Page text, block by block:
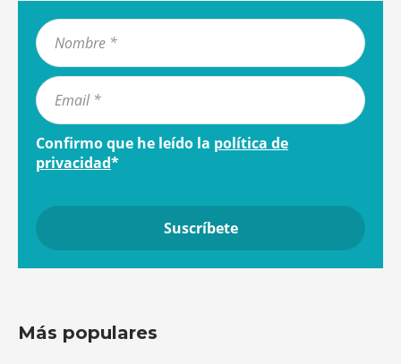
Confirmo que he leído la política de
privacidad*
Más populares